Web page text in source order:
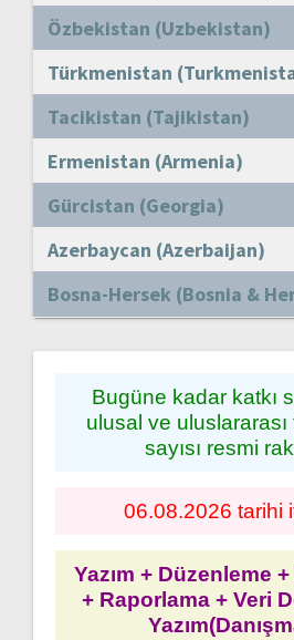
Özbekistan (Uzbekistan)
Türkmenistan
Tacikistan (Tajikistan)
Ermenistan (Armenia)
Gürcistan (Georgia)
Azerbaycan (Azerbaijan)
Bosna-Hersek (Bosnia &
Bugüne kadar katkı
ulusal ve
sayısı resmi
06.08.2026 tarihi
Yazım + Düzenleme
+ Raporlama + Veri